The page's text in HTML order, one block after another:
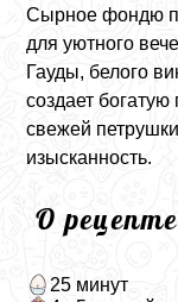
Сырное фондю
для уютного
Гауды, белого
создает
свежей
изысканность.
О рецепте
25 минут